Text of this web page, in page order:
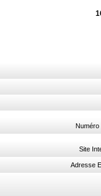
Numéro
Site
Adresse